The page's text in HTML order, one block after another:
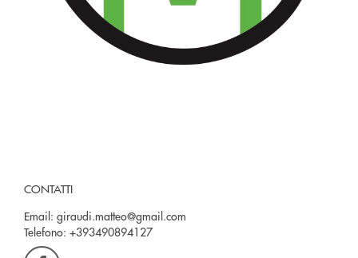
CONTATTI
Email: giraudi.matteo@gmail.com
Telefono: +393490894127